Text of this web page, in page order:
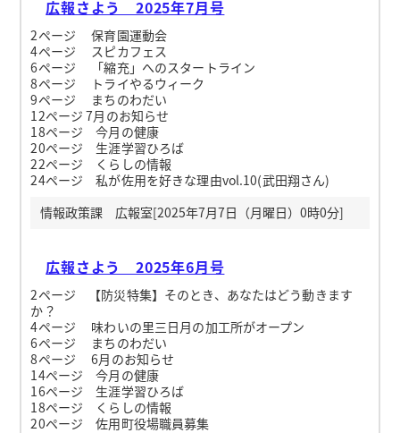
広報さよう 2025年7月号
2ページ 保育園運動会
4ページ スピカフェス
6ページ 「縮充」へのスタートライン
8ページ トライやるウィーク
9ページ まちのわだい
12ページ 7月のお知らせ
18ページ 今月の健康
20ページ 生涯学習ひろば
22ページ くらしの情報
24ページ 私が佐用を好きな理由vol.10(武田翔さん)
情報政策課 広報室[2025年7月7日（月曜日）0時0分]
広報さよう 2025年6月号
2ページ 【防災特集】そのとき、あなたはどう動きます
か？
4ページ 味わいの里三日月の加工所がオープン
6ページ まちのわだい
8ページ 6月のお知らせ
14ページ 今月の健康
16ページ 生涯学習ひろば
18ページ くらしの情報
20ページ 佐用町役場職員募集